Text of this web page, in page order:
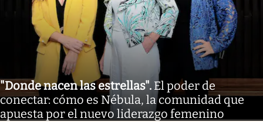
"Donde nacen las estrellas". El poder de
conectar: cómo es Nébula, la comunidad que
apuesta por el nuevo liderazgo femenino